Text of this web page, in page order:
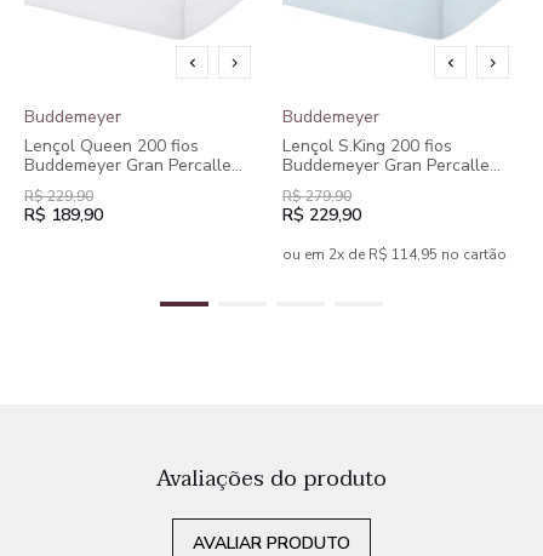
Buddemeyer
Lençol Queen 200 fios
Buddemeyer Gran Percalle
Classic Algodão Penteado
R$ 229,90
R$ 189,90
Buddemeyer
Lençol S.King 200 fios
Buddemeyer Gran Percalle
Classic Algodão Penteado
R$ 279,90
R$ 229,90
ou em 2x de R$ 114,95 no cartão
Avaliações do produto
AVALIAR PRODUTO